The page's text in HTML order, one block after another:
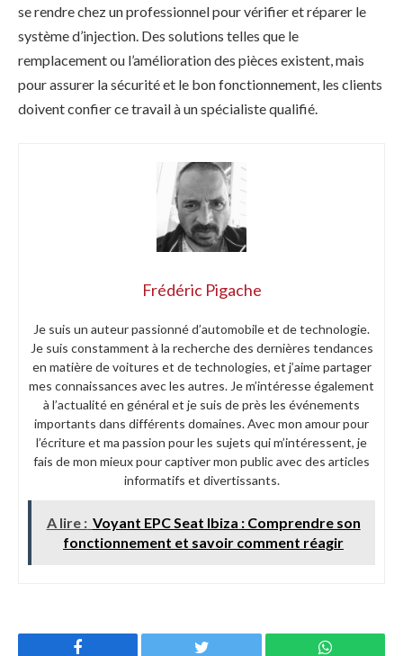
se rendre chez un professionnel pour vérifier et réparer le
système d’injection. Des solutions telles que le
remplacement ou l’amélioration des pièces existent, mais
pour assurer la sécurité et le bon fonctionnement, les clients
doivent confier ce travail à un spécialiste qualifié.
Frédéric Pigache
Je suis un auteur passionné d’automobile et de technologie.
Je suis constamment à la recherche des dernières tendances
en matière de voitures et de technologies, et j’aime partager
mes connaissances avec les autres. Je m’intéresse également
à l’actualité en général et je suis de près les événements
importants dans différents domaines. Avec mon amour pour
l’écriture et ma passion pour les sujets qui m’intéressent, je
fais de mon mieux pour captiver mon public avec des articles
informatifs et divertissants.
A lire : Voyant EPC Seat Ibiza : Comprendre son
fonctionnement et savoir comment réagir
Twitter WhatsApp